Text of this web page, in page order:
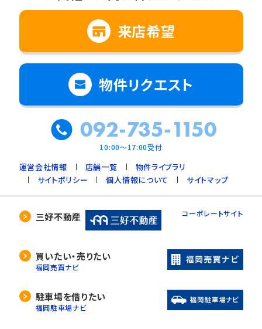
来店希望
物件リクエスト
092-735-1150
10:00～17:00受付
運営会社情報 店舗一覧
物件ライブラリ
サイトポリシー
個人情報について サイトマップ
三好不動産 コーポレートサイト
買いたい・売りたい
福岡売買ナビ
駐車場を借りたい
福岡駐車場ナビ